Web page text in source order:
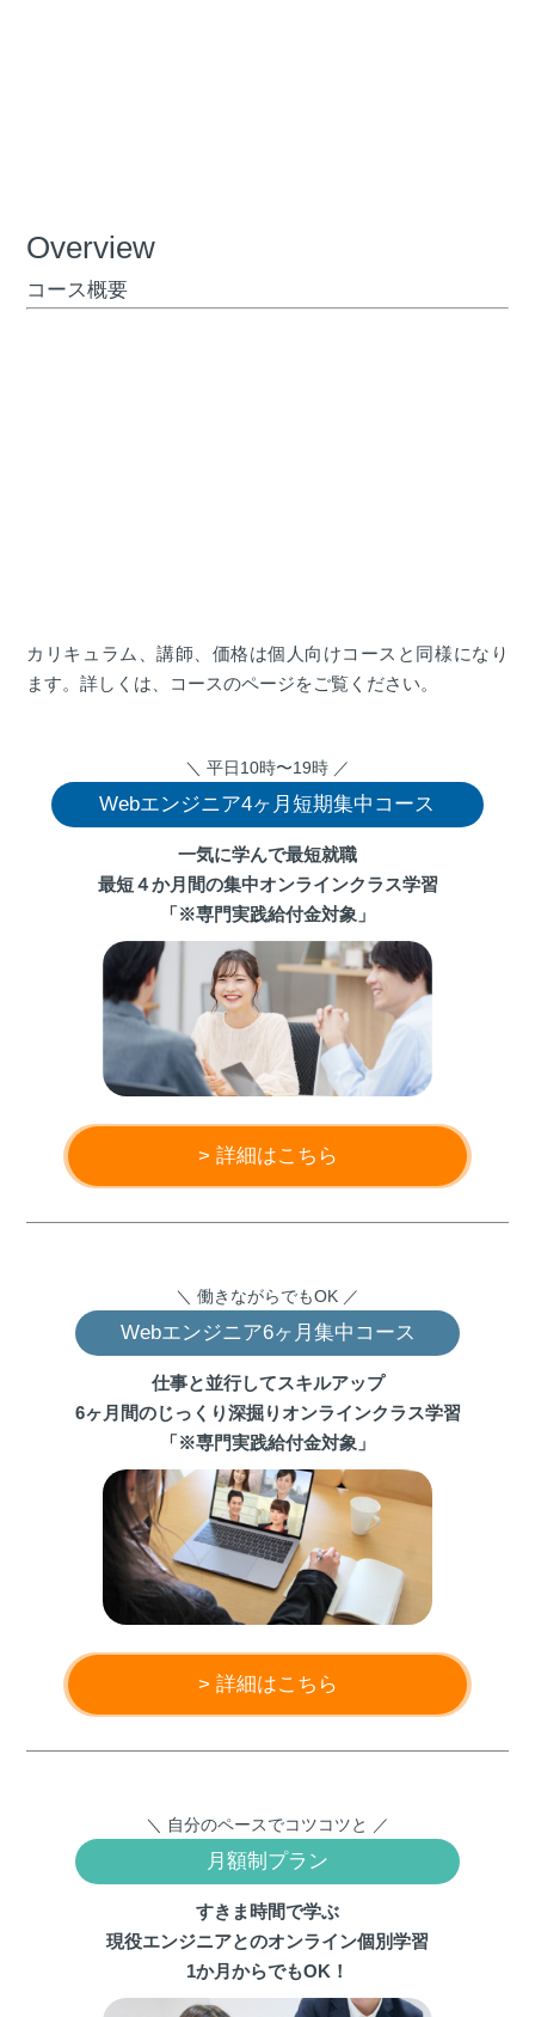
Overview
コース概要
カリキュラム、講師、価格は個人向けコースと同様になり
ます。詳しくは、コースのページをご覧ください。
＼ 平日10時〜19時 ／
Webエンジニア4ヶ月短期集中コース
一気に学んで最短就職
最短４か月間の集中オンラインクラス学習
「※専門実践給付金対象」
> 詳細はこちら
＼ 働きながらでもOK ／
Webエンジニア6ヶ月集中コース
仕事と並行してスキルアップ
6ヶ月間のじっくり深掘りオンラインクラス学習
「※専門実践給付金対象」
> 詳細はこちら
＼ 自分のペースでコツコツと ／
月額制プラン
すきま時間で学ぶ
現役エンジニアとのオンライン個別学習
1か月からでもOK！